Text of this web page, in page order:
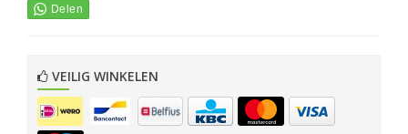
VEILIG WINKELEN